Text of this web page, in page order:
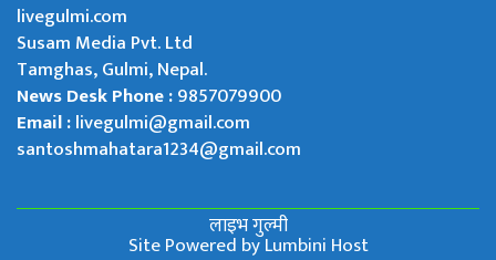
livegulmi.com
Susam Media Pvt. Ltd
Tamghas, Gulmi, Nepal.
News Desk Phone :9857079900
Email :livegulmi@gmail.com
santoshmahatara1234@gmail.com
लाइभ गुल्मी
Site Powered byLumbini Host